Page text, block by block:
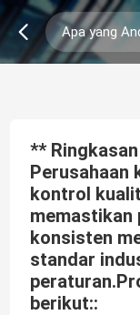
**
Perusahaan
kontrol
memastikan
konsisten
standar
berikut::